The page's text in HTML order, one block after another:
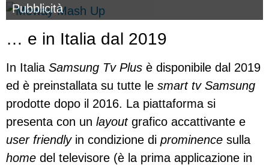
Pubblicità
… e in Italia dal 2019
In Italia Samsung Tv Plus è disponibile dal 2019
ed è preinstallata su tutte le smart tv Samsung
prodotte dopo il 2016. La piattaforma si
presenta con un layoutgrafico accattivante e
user friendly in condizione di prominence sulla
home del televisore (è la prima applicazione in